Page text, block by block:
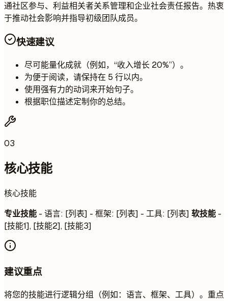
通社区参与、利益相关者关系管理和企业社会责任报告。热衷
于推动社会影响并指导初级团队成员。
快速建议
尽可能量化成就（例如，“收入增长 20%”）。
为便于阅读，请保持在 5 行以内。
使用强有力的动词来开始句子。
根据职位描述定制你的总结。
03
核心技能
核心技能
专业技能 - 语言: [列表] - 框架: [列表] - 工具: [列表] 软技能 -
[技能1], [技能2], [技能3]
建议重点
将您的技能进行逻辑分组（例如：语言、框架、工具）。重点